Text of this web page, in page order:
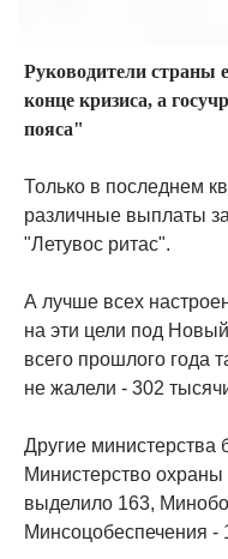
Руководители страны
конце кризиса, а
пояса"
Только в последнем
различные выплаты
"Летувос ритас".
А лучше всех
на эти цели под
всего прошлого года
не жалели - 302
Другие министерства
Министерство
выделило 163,
Минсоцобеспечения -